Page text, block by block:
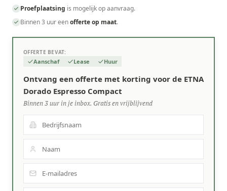
Proefplaatsing is mogelijk op aanvraag.
Binnen 3 uur eenofferte op maat.
OFFERTE BEVAT:
Aanschaf Lease Huur
Ontvang een offerte met korting voor de ETNA
Dorado Espresso Compact
Binnen 3 uur in je inbox. Gratis en vrijblijvend